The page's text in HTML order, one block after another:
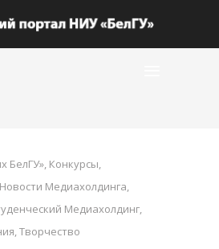
БелГУ», Конкурсы,
Новости Медиахолдинга,
Медиахолдинг,
,Творчество